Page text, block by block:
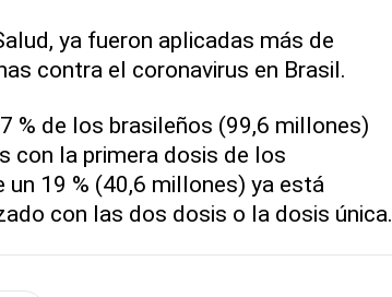
ya fueron aplicadas más de
contra el coronavirus en Brasil.
% de los brasileños (99,6 millones)
con la primera dosis de los
19 % (40,6 millones) ya está
con las dos dosis o la dosis única.